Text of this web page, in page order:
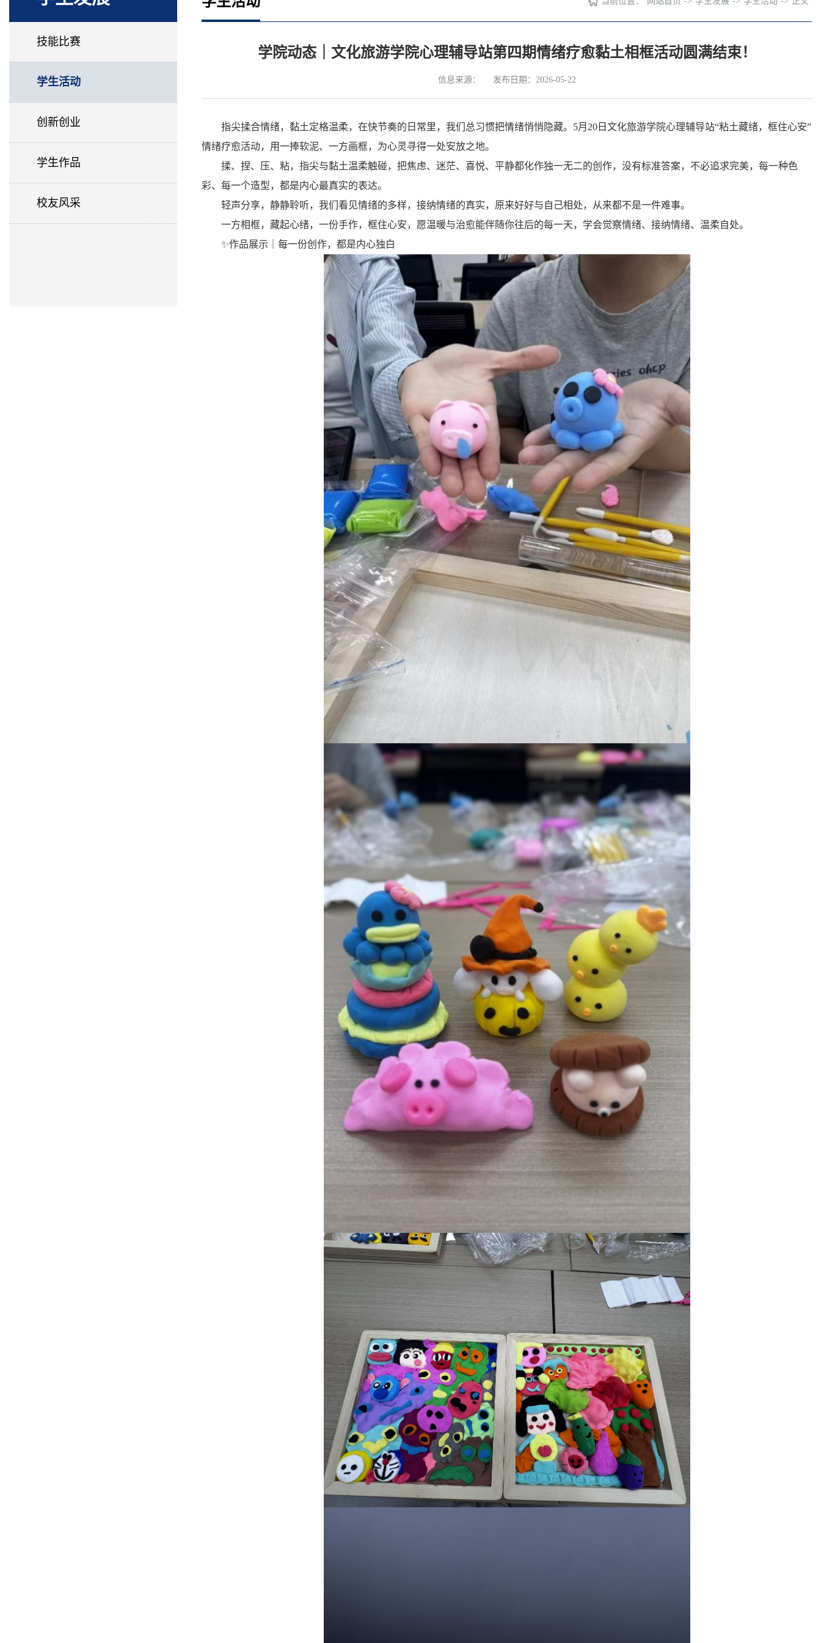
技能比赛
学生活动
创新创业
学生作品
校友风采
学院动态｜文化旅游学院心理辅导站第四期情绪疗愈黏土相框活动圆满结束！
信息来源： 发布日期：2026-05-22
指尖揉合情绪，黏土定格温柔，在快节奏的日常里，我们总习惯把情绪悄悄隐藏。5月20日文化旅游学院心理辅导站“粘土藏绪，框住心安”
情绪疗愈活动，用一捧软泥、一方画框，为心灵寻得一处安放之地。
揉、捏、压、粘，指尖与黏土温柔触碰，把焦虑、迷茫、喜悦、平静都化作独一无二的创作，没有标准答案，不必追求完美，每一种色
彩、每一个造型，都是内心最真实的表达。
轻声分享，静静聆听，我们看见情绪的多样，接纳情绪的真实，原来好好与自己相处，从来都不是一件难事。
一方相框，藏起心绪，一份手作，框住心安，愿温暖与治愈能伴随你往后的每一天，学会觉察情绪、接纳情绪、温柔自处。
✨作品展示｜每一份创作，都是内心独白